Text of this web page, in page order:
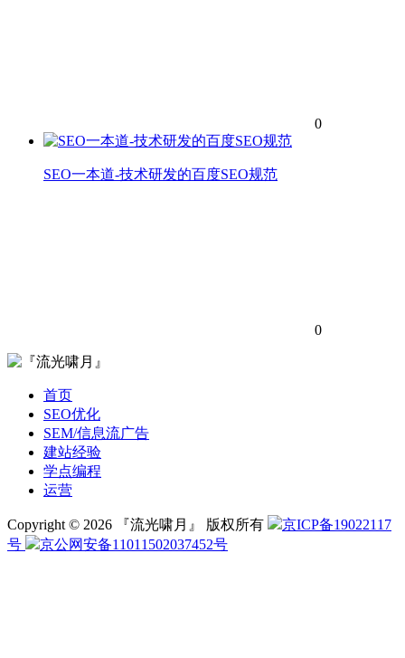
0
SEO一本道-技术研发的百度SEO规范
0
首页
SEO优化
SEM/信息流广告
建站经验
学点编程
运营
Copyright © 2026 『流光啸月』 版权所有
京ICP备19022117
号
京公网安备11011502037452号